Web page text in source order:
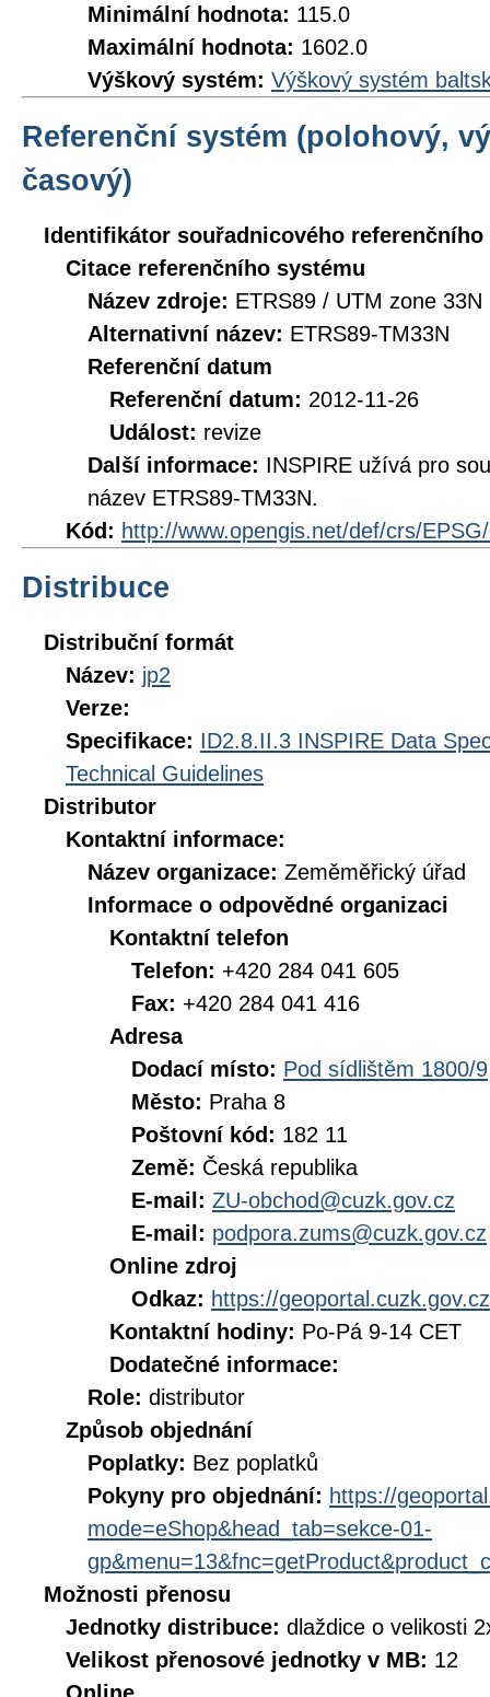
Minimální hodnota: 115.0
Maximální hodnota: 1602.0
Výškový systém: Výškový systém
Referenční systém (polohový,
časový)
Identifikátor souřadnicového referenčního
Citace referenčního systému
Název zdroje: ETRS89 / UTM zone 33N
Alternativní název: ETRS89-TM33N
Referenční datum
Referenční datum: 2012-11-26
Událost: revize
Další informace: INSPIRE užívá pro
název ETRS89-TM33N.
Kód: http://www.opengis.net/def/crs/
Distribuce
Distribuční formát
Název: jp2
Verze:
Specifikace: ID2.8.II.3 INSPIRE Data
Technical Guidelines
Distributor
Kontaktní informace:
Název organizace: Zeměměřický úřad
Informace o odpovědné organizaci
Kontaktní telefon
Telefon: +420 284 041 605
Fax: +420 284 041 416
Adresa
Dodací místo: Pod sídlištěm 1800/9
Město: Praha 8
Poštovní kód: 182 11
Země: Česká republika
E-mail: ZU-obchod@cuzk.gov.cz
E-mail: podpora.zums@cuzk.gov.cz
Online zdroj
Odkaz: https://geoportal.cuzk.gov.cz
Kontaktní hodiny: Po-Pá 9-14 CET
Dodatečné informace:
Role: distributor
Způsob objednání
Poplatky: Bez poplatků
Pokyny pro objednání: https://
mode=eShop&head_tab=sekce-01-
Možnosti přenosu
Jednotky distribuce: dlaždice o velikosti
Velikost přenosové jednotky v MB: 12